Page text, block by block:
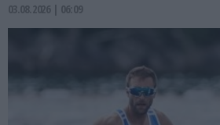
03.08.2026 | 06:09